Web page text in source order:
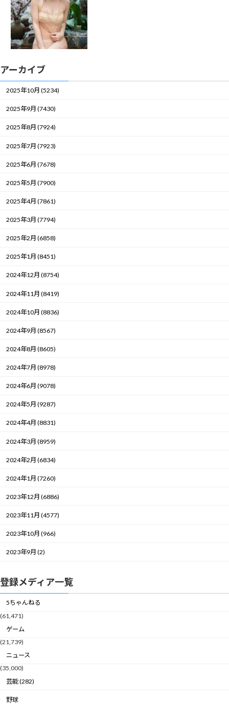
アーカイブ
2025年10月 (5234)
2025年9月 (7430)
2025年8月 (7924)
2025年7月 (7923)
2025年6月 (7678)
2025年5月 (7900)
2025年4月 (7861)
2025年3月 (7794)
2025年2月 (6858)
2025年1月 (8451)
2024年12月 (8754)
2024年11月 (8419)
2024年10月 (8836)
2024年9月 (8567)
2024年8月 (8605)
2024年7月 (8978)
2024年6月 (9078)
2024年5月 (9287)
2024年4月 (8831)
2024年3月 (8959)
2024年2月 (6834)
2024年1月 (7260)
2023年12月 (6886)
2023年11月 (4577)
2023年10月 (966)
2023年9月 (2)
登録メディア一覧
5ちゃんねる
(61,471)
ゲーム
(21,739)
ニュース
(35,000)
芸能 (282)
野球